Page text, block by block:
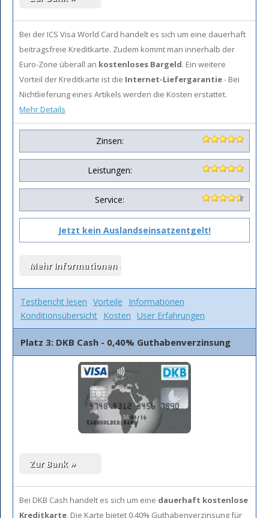
Bei der ICS Visa World Card handelt es sich um eine dauerhaft
beitragsfreie Kreditkarte. Zudem kommt man innerhalb der
Euro-Zone überall an kostenloses Bargeld. Ein weitere
Vorteil der Kreditkarte ist die Internet-Liefergarantie- Bei
Nichtlieferung eines Artikels werden die Kosten erstattet.
Mehr Details
Zinsen:
Leistungen:
Service:
Jetzt kein Auslandseinsatzentgelt!
Testbericht lesen Vorteile
Informationen
Konditionsübersicht Kosten User Erfahrungen
Platz 3: DKB Cash - 0,40% Guthabenverzinsung
Bei DKB Cash handelt es sich um eine dauerhaft kostenlose
Kreditkarte. Die Karte bietet 0,40% Guthabenverzinsung für